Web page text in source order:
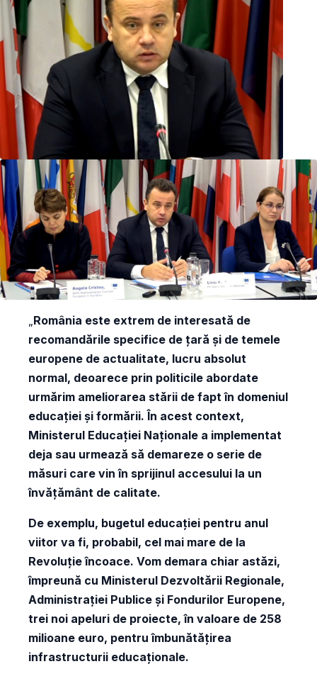
„România este extrem de interesată de
recomandările specifice de țară și de temele
europene de actualitate, lucru absolut
normal, deoarece prin politicile abordate
urmărim ameliorarea stării de fapt în domeniul
educației și formării. În acest context,
Ministerul Educației Naționale a implementat
deja sau urmează să demareze o serie de
măsuri care vin în sprijinul accesului la un
învățământ de calitate.
De exemplu, bugetul educației pentru anul
viitor va fi, probabil, cel mai mare de la
Revoluție încoace. Vom demara chiar astăzi,
împreună cu Ministerul Dezvoltării Regionale,
Administrației Publice și Fondurilor Europene,
trei noi apeluri de proiecte, în valoare de 258
milioane euro, pentru îmbunătățirea
infrastructurii educaționale.